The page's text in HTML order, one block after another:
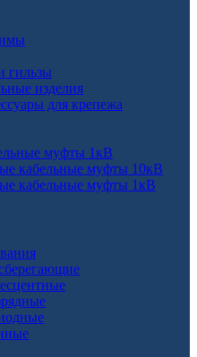
гильзы
изделия
для крепежа
муфты 1кВ
кабельные муфты 10кВ
кабельные муфты 1кВ